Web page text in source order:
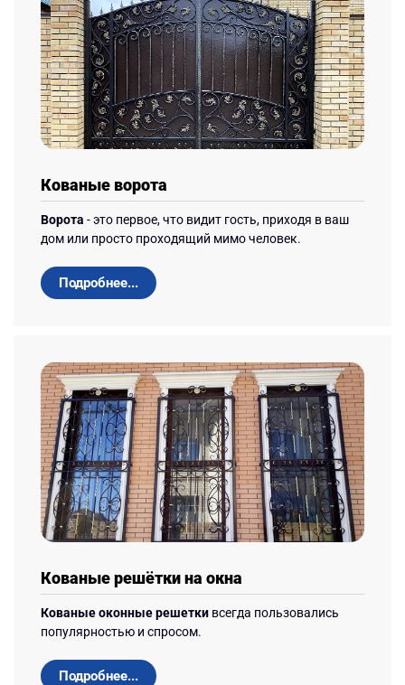
Кованые ворота
Ворота - это первое, что видит гость, приходя в ваш
дом или просто проходящий мимо человек.
Подробнее...
Кованые решётки на окна
Кованые оконные решетки всегда пользовались
популярностью и спросом.
Подробнее...